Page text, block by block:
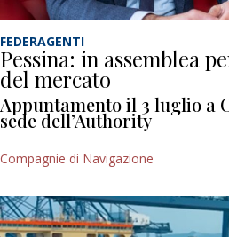
FEDERAGENTI
Pessina: in assemblea
del mercato
Appuntamento il 3 luglio a
sede dell’Authority
Compagnie di Navigazione